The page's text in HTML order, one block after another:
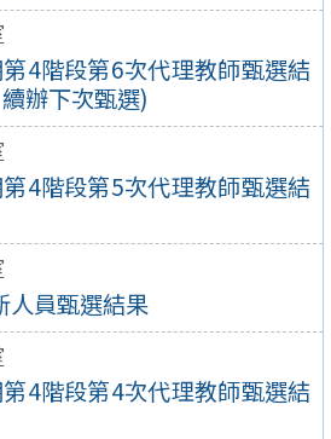
4階段第6次代理教師甄選結
辦下次甄選)
4階段第5次代理教師甄選結
人員甄選結果
4階段第4次代理教師甄選結